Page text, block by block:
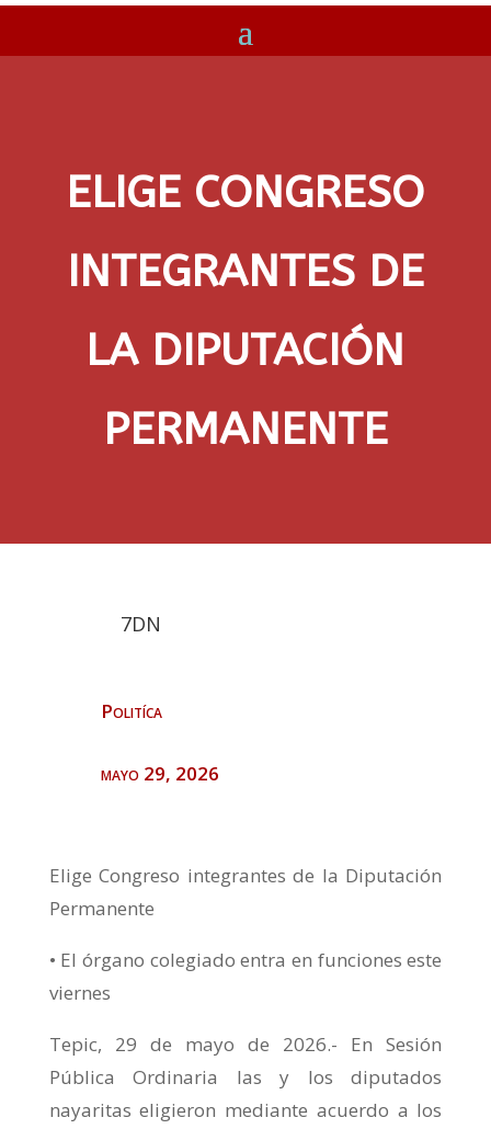
ELIGE CONGRESO
INTEGRANTES DE
LA DIPUTACIÓN
PERMANENTE
7DN
Politíca
mayo 29, 2026
Elige Congreso integrantes de la Diputación
Permanente
• El órgano colegiado entra en funciones este
viernes
Tepic, 29 de mayo de 2026.- En Sesión
Pública Ordinaria las y los diputados
nayaritas eligieron mediante acuerdo a los